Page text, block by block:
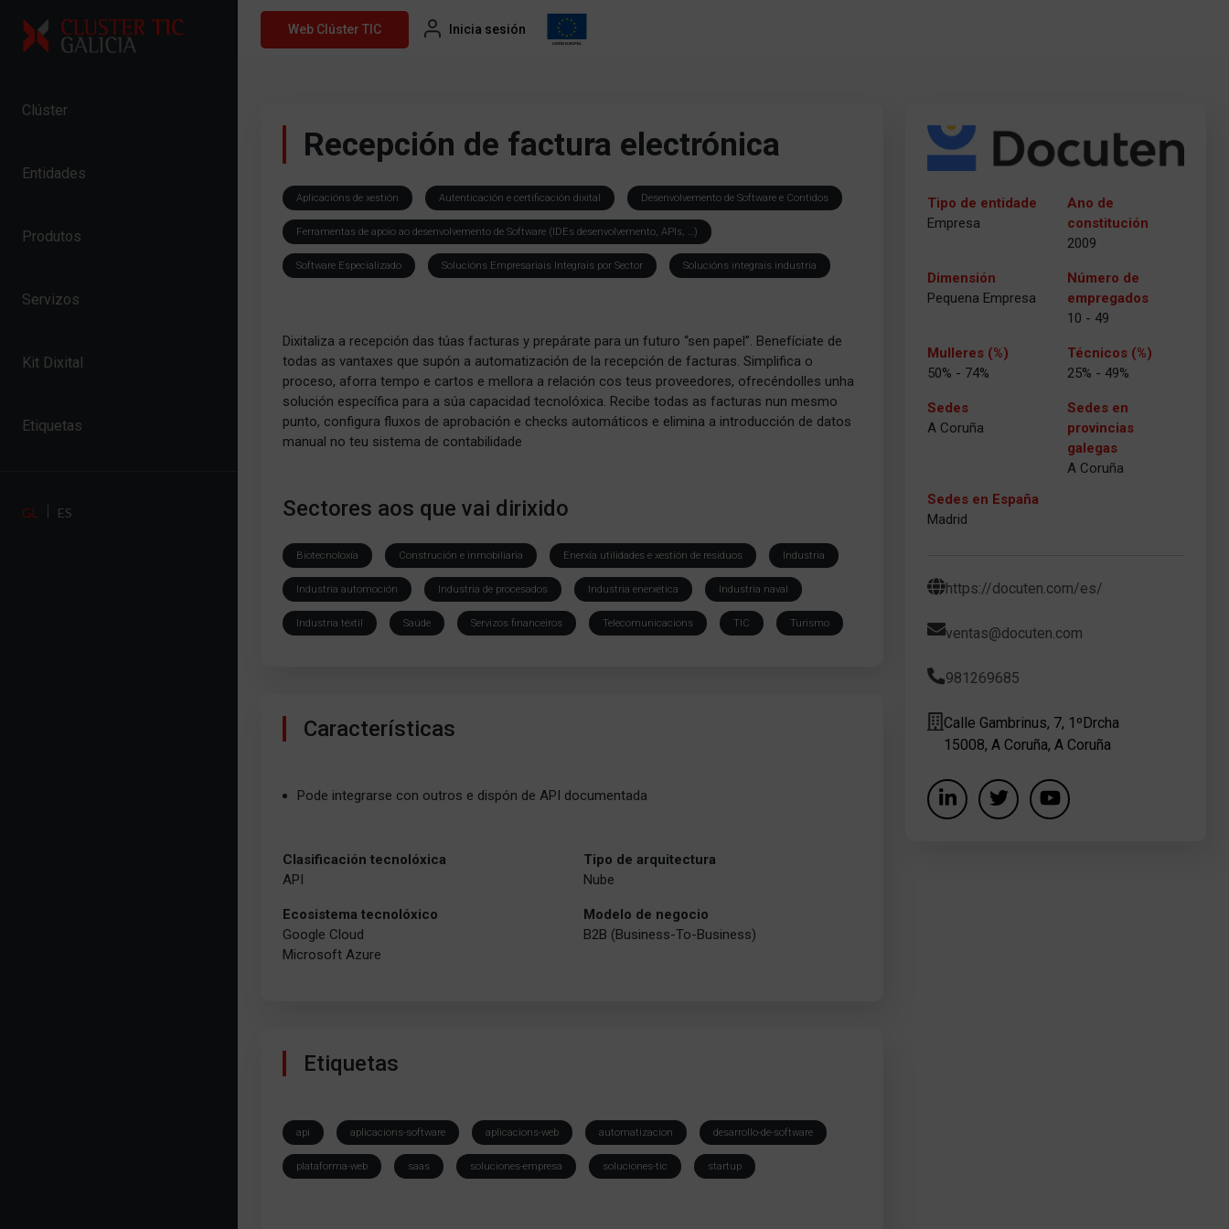
Skip to content
Clúster
Entidades
Produtos
Servizos
Kit Dixital
Etiquetas
GL ES
Web Clúster TIC Inicia sesión
Recepción de factura electrónica
Aplicacións de xestión Autenticación e certificación dixital Desenvolvemento de Software e Contidos
Ferramentas de apoio ao desenvolvemento de Software (IDEs desenvolvemento, APIs, …)
Software Especializado Solucións Empresariais Integrais por Sector Solucións integrais industria
Dixitaliza a recepción das túas facturas y prepárate para un futuro “sen papel”. Benefíciate de
todas as vantaxes que supón a automatización de la recepción de facturas. Simplifica o
proceso, aforra tempo e cartos e mellora a relación cos teus proveedores, ofrecéndolles unha
solución específica para a súa capacidad tecnolóxica. Recibe todas as facturas nun mesmo
punto, configura fluxos de aprobación e checks automáticos e elimina a introducción de datos
manual no teu sistema de contabilidade
Sectores aos que vai dirixido
Biotecnoloxía Construción e inmobiliaria Enerxía utilidades e xestión de residuos Industria
Industria automoción Industria de procesados Industria enerxética Industria naval
Industria téxtil Saúde Servizos financeiros Telecomunicacions TIC Turismo
Características
Pode integrarse con outros e dispón de API documentada
Clasificación tecnolóxica
API
Tipo de arquitectura
Nube
Ecosistema tecnolóxico
Google Cloud
Microsoft Azure
Modelo de negocio
B2B (Business-To-Business)
Tipo de entidade
Empresa
Ano de
constitución
2009
Dimensión
Pequena Empresa
Número de
empregados
10 - 49
Mulleres (%)
50% - 74%
Técnicos (%)
25% - 49%
Sedes
A Coruña
Sedes en
provincias
galegas
A Coruña
Sedes en España
Madrid
https://docuten.com/es/
ventas@docuten.com
981269685
Calle Gambrinus, 7, 1ºDrcha
15008, A Coruña, A Coruña
Etiquetas
api aplicacions-software aplicacions-web automatizacion desarrollo-de-software
plataforma-web saas soluciones-empresa soluciones-tic startup